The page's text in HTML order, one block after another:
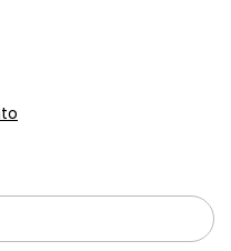
- SI - 8647